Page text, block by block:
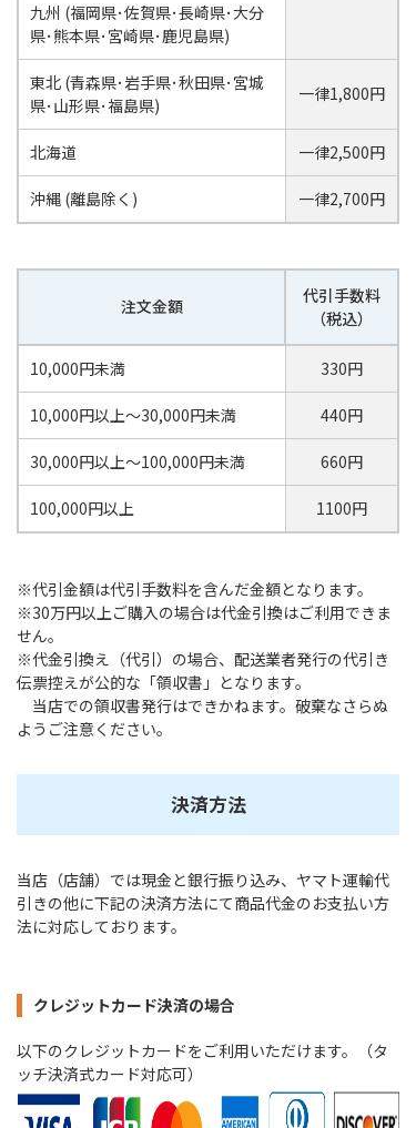
九州 (福岡県･佐賀県･長崎県･大分
県･熊本県･宮崎県･鹿児島県)
東北 (青森県･岩手県･秋田県･宮城
県･山形県･福島県)
一律1,800円
北海道 一律2,500円
沖縄 (離島除く) 一律2,700円
注文金額
代引手数料
（税込）
10,000円未満 330円
10,000円以上～30,000円未満 440円
30,000円以上～100,000円未満 660円
100,000円以上 1100円
※代引金額は代引手数料を含んだ金額となります。
※30万円以上ご購入の場合は代金引換はご利用できま
せん。
※代金引換え（代引）の場合、配送業者発行の代引き
伝票控えが公的な「領収書」となります。
当店での領収書発行はできかねます。破棄なさらぬ
ようご注意ください。
決済方法
当店（店舗）では現金と銀行振り込み、ヤマト運輸代
引きの他に下記の決済方法にて商品代金のお支払い方
法に対応しております。
クレジットカード決済の場合
以下のクレジットカードをご利用いただけます。（タ
ッチ決済式カード対応可）